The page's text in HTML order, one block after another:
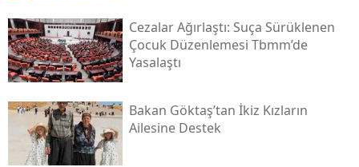
Cezalar Ağırlaştı: Suça Sürüklenen
Çocuk Düzenlemesi Tbmm’de
Yasalaştı
Bakan Göktaş’tan İkiz Kızların
Ailesine Destek